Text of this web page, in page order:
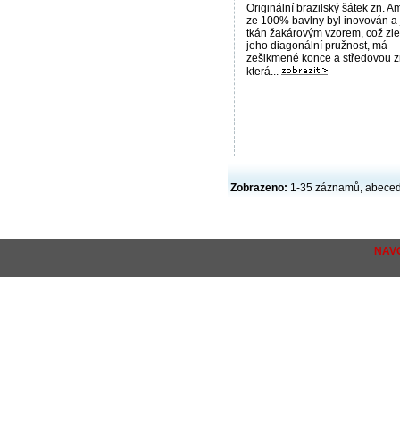
Originální brazilský šátek zn.
ze 100% bavlny byl inovován a
tkán žakárovým vzorem, což
jeho diagonální pružnost, má
zešikmené konce a středovou
která...
Zobrazeno: 1-35 záznamů,